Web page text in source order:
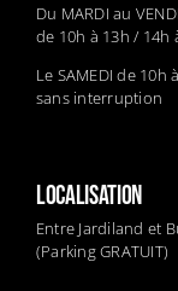
Du MARDI au
de 10h à 13h / 14h
Le SAMEDI de 10h
sans interruption
LOCALISATION
Entre Jardiland et
(Parking GRATUIT)